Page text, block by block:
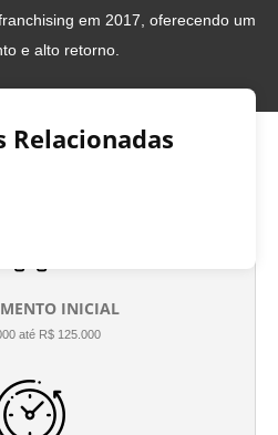
em 2017, oferecendo um
e alto retorno.
Relacionadas
INICIAL
até R$ 125.000